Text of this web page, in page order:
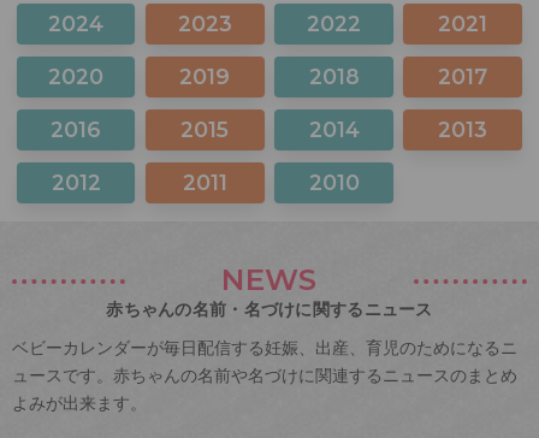
2024 2023 2022 2021
2020 2019 2018 2017
2016 2015 2014 2013
2012 2011 2010
NEWS
赤ちゃんの名前・名づけに関するニュース
ベビーカレンダーが毎日配信する妊娠、出産、育児のためになるニ
ュースです。赤ちゃんの名前や名づけに関連するニュースのまとめ
よみが出来ます。